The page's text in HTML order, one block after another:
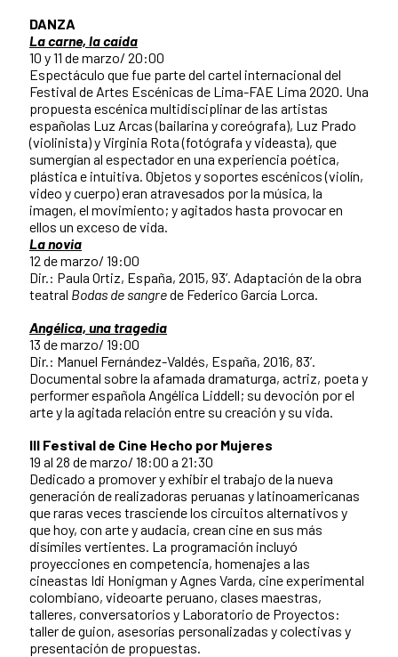
DANZA
La carne, la caída
10 y 11 de marzo/ 20:00
Espectáculo que fue parte del cartel internacional del
Festival de Artes Escénicas de Lima-FAE Lima 2020. Una
propuesta escénica multidisciplinar de las artistas
españolas Luz Arcas (bailarina y coreógrafa), Luz Prado
(violinista) y Virginia Rota (fotógrafa y videasta), que
sumergían al espectador en una experiencia poética,
plástica e intuitiva. Objetos y soportes escénicos (violín,
video y cuerpo) eran atravesados por la música, la
imagen, el movimiento; y agitados hasta provocar en
ellos un exceso de vida.
La novia
12 de marzo/ 19:00
Dir.: Paula Ortiz, España, 2015, 93’. Adaptación de la obra
teatral Bodas de sangrede Federico García Lorca.
Angélica, una tragedia
13 de marzo/ 19:00
Dir.: Manuel Fernández-Valdés, España, 2016, 83’.
Documental sobre la afamada dramaturga, actriz, poeta y
performer española Angélica Liddell; su devoción por el
arte y la agitada relación entre su creación y su vida.
III Festival de Cine Hecho por Mujeres
19 al 28 de marzo/ 18:00 a 21:30
Dedicado a promover y exhibir el trabajo de la nueva
generación de realizadoras peruanas y latinoamericanas
que raras veces trasciende los circuitos alternativos y
que hoy, con arte y audacia, crean cine en sus más
disímiles vertientes. La programación incluyó
proyecciones en competencia, homenajes a las
cineastas Idi Honigman y Agnes Varda, cine experimental
colombiano, videoarte peruano, clases maestras,
talleres, conversatorios y Laboratorio de Proyectos:
taller de guion, asesorías personalizadas y colectivas y
presentación de propuestas.